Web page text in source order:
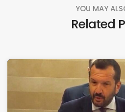
YOU MAY
Related